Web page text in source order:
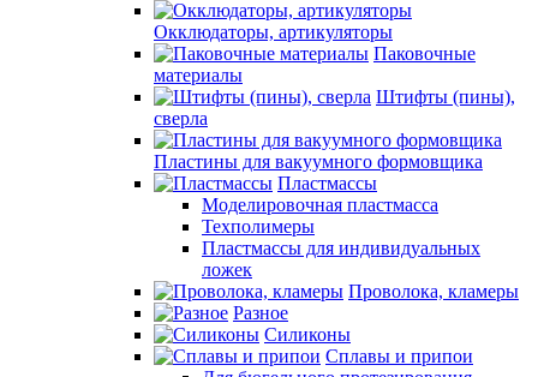
Окклюдаторы, артикуляторы
Паковочные
материалы
Штифты (пины),
сверла
Пластины для вакуумного формовщика
Пластмассы
Моделировочная пластмасса
Техполимеры
Пластмассы для индивидуальных
ложек
Проволока, кламеры
Разное
Силиконы
Сплавы и припои